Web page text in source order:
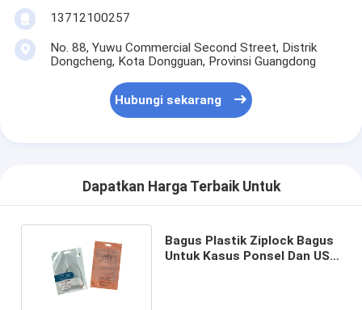
13712100257
No. 88, Yuwu Commercial Second Street, Distrik
Dongcheng, Kota Dongguan, Provinsi Guangdong
Hubungi sekarang
Dapatkan Harga Terbaik Untuk
Bagus Plastik Ziplock Bagus
Untuk Kasus Ponsel Dan USB